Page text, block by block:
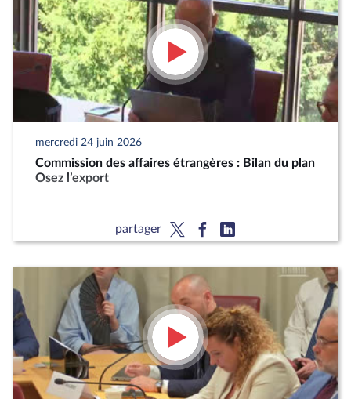
mercredi 24 juin 2026
Commission des affaires étrangères : Bilan du plan
Osez l’export
partager